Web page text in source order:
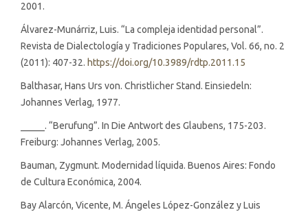
2001.
Álvarez-Munárriz, Luis. “La compleja identidad personal”.
Revista de Dialectología y Tradiciones Populares, Vol. 66, no. 2
(2011): 407-32. https://doi.org/10.3989/rdtp.2011.15
Balthasar, Hans Urs von. Christlicher Stand. Einsiedeln:
Johannes Verlag, 1977.
_____. “Berufung”. In Die Antwort des Glaubens, 175-203.
Freiburg: Johannes Verlag, 2005.
Bauman, Zygmunt. Modernidad líquida. Buenos Aires: Fondo
de Cultura Económica, 2004.
Bay Alarcón, Vicente, M. Ángeles López-González y Luis